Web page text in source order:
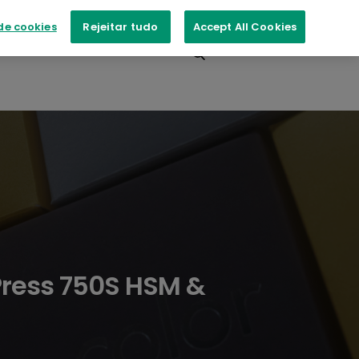
Contacte-nos
750S HSM &
cookies Rejeitar tudo Accept All Cookies